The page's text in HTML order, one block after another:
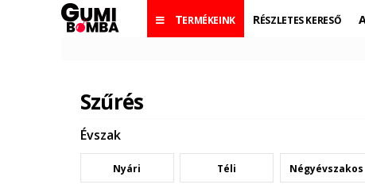
TERMÉKEINK RÉSZLETES KERESŐ
Szűrés
Évszak
Nyári Téli Négyévszakos